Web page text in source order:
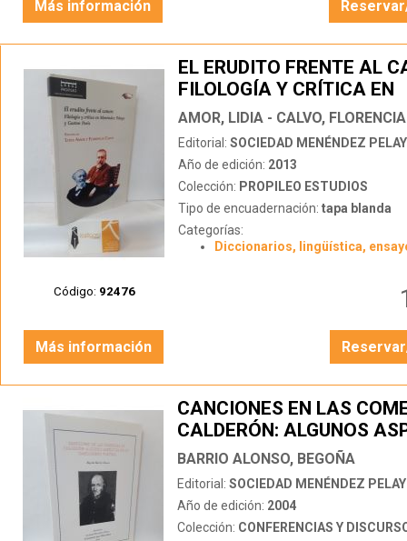
Más información
Código: 92476
EL ERUDITO FRENTE AL
FILOLOGÍA Y CRÍTICA EN
MENÉNDEZ PELAYO Y
PARIS
AMOR, LIDIA - CALVO,
Editorial: SOCIEDAD MENÉNDEZ
Año de edición: 2013
Colección: PROPILEO ESTUDIOS
Tipo de encuadernación: tapa blanda
Categorías:
Diccionarios, lingüística,
Más información
CANCIONES EN LAS
CALDERÓN: ALGUNOS
DE SU CANCIONERO
BARRIO ALONSO, BEGOÑA
Editorial: SOCIEDAD MENÉNDEZ
Año de edición: 2004
Colección: CONFERENCIAS Y